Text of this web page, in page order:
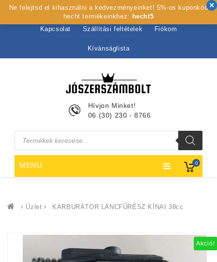
Kezdőlap Rólunk Webshop Szolgáltatások
Kapcsolat Szállítási feltételek Fiókom
Kívánságlista
0
Hívjon Minket!
06 (30) 230 - 8766
Products
search
MENU
Üzlet KARBURÁTOR LÁNCFŰRÉSZ KÍNAI 38cc
Akció!
Ne felejtsd el kihasználni a kedvezményeinket! 5%-os kuponkód
hecht termékeinkhez: hecht5